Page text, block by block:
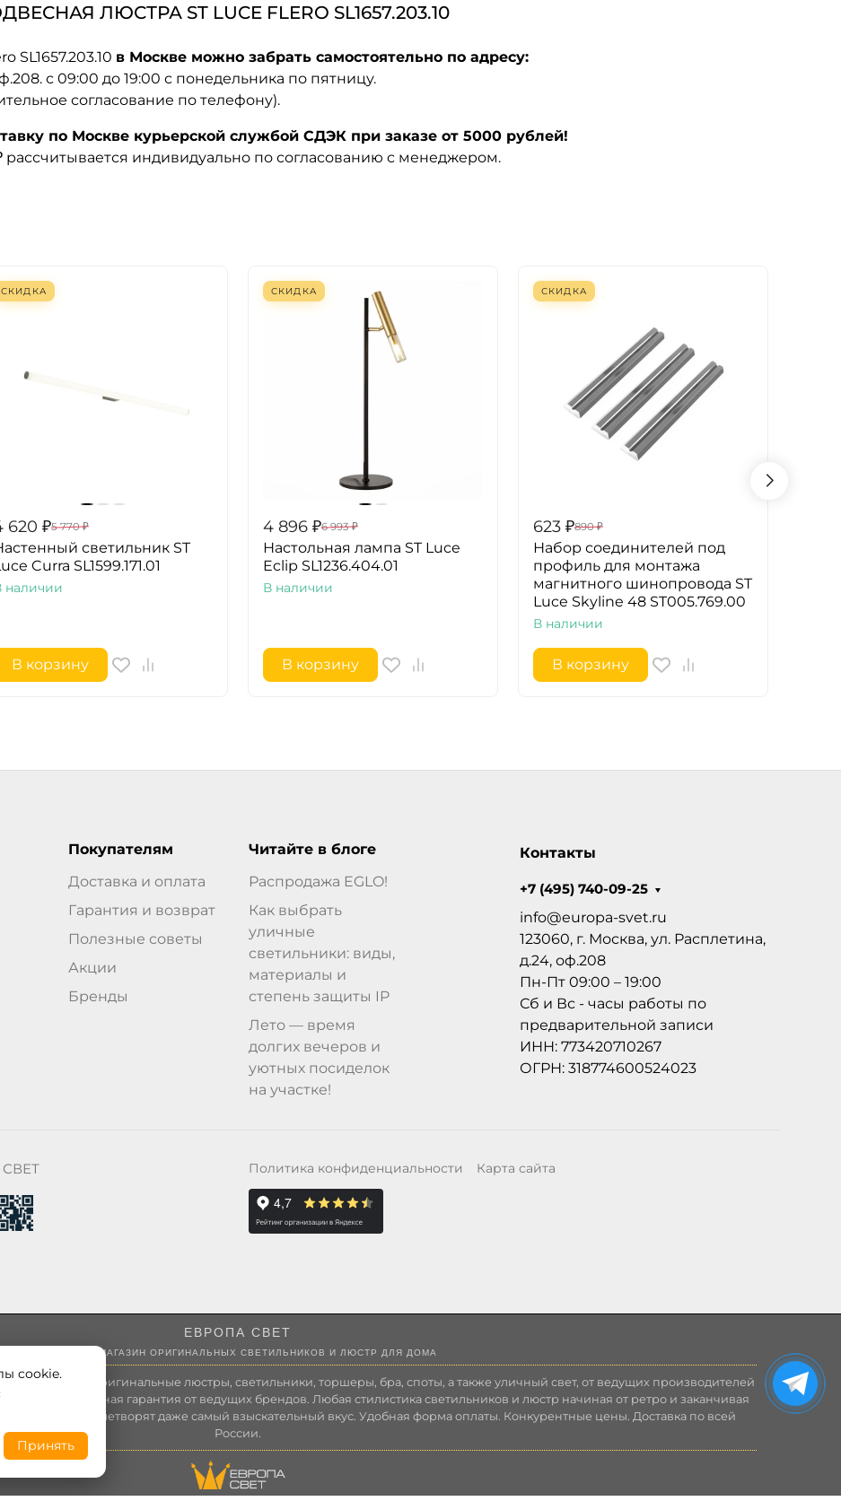
ЛЮСТРА ST LUCE FLERO SL1657.203.10
SL1657.203.10 в Москве можно забрать самостоятельно по адресу:
с 09:00 до 19:00 с понедельника по пятницу.
согласование по телефону).
по Москве курьерской службой СДЭК при заказе от 5000 рублей!
рассчитывается индивидуально по согласованию с менеджером.
СКИДКА
620 ₽5 770 ₽
светильник ST
Curra SL1599.171.01
наличии
В корзину
СКИДКА
4 896 ₽6 993 ₽
Настольная лампа ST Luce
Eclip SL1236.404.01
В наличии
В корзину
СКИДКА
623 ₽890 ₽
Набор соединителей под
профиль для монтажа
магнитного шинопровода ST
Luce Skyline 48 ST005.769.00
В наличии
В корзину
Покупателям
Доставка и оплата
Гарантия и возврат
Полезные советы
Акции
Бренды
Читайте в блоге
Распродажа EGLO!
Как выбрать
уличные
светильники: виды,
материалы и
степень защиты IP
Лето — время
долгих вечеров и
уютных посиделок
на участке!
Контакты
+7 (495) 740-09-25
info@europa-svet.ru
123060, г. Москва, ул. Расплетина,
д.24, оф.208
Пн-Пт 09:00 – 19:00
Сб и Вс - часы работы по
предварительной записи
ИНН: 773420710267
ОГРН: 318774600524023
СВЕТ Политика конфиденциальности Карта сайта
ЕВРОПА СВЕТ
ИНТЕРНЕТ-МАГАЗИН ОРИГИНАЛЬНЫХ СВЕТИЛЬНИКОВ И ЛЮСТР ДЛЯ ДОМА
в России оригинальные люстры, светильники, торшеры, бра, споты, а также уличный свет, от ведущих производителей
Полноценная гарантия от ведущих брендов. Любая стилистика светильников и люстр начиная от ретро и заканчивая
позволит удовлетворят даже самый взыскательный вкус. Удобная форма оплаты. Конкурентные цены. Доставка по всей
России.
cookie.
Принять